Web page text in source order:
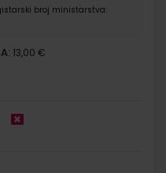
broj ministarstva:
13,00 €